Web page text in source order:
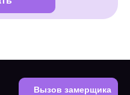
Вызов замерщика